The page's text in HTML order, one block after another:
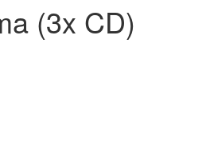
(3x CD)